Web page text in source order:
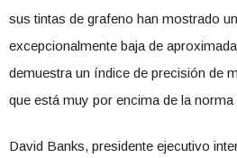
sus tintas de grafeno han mostrado
excepcionalmente baja de
demuestra un índice de precisión de
que está muy por encima de la norma
David Banks, presidente ejecutivo